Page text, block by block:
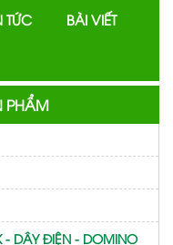
TỨC BÀI VIẾT
PHẨM
- DÂY ĐIỆN - DOMINO